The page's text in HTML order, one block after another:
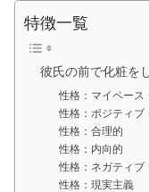
特徴一覧
彼氏の前で化粧を
性格：マイペース
性格：ポジティブ
性格：合理的
性格：内向的
性格：ネガティブ
性格：現実主義